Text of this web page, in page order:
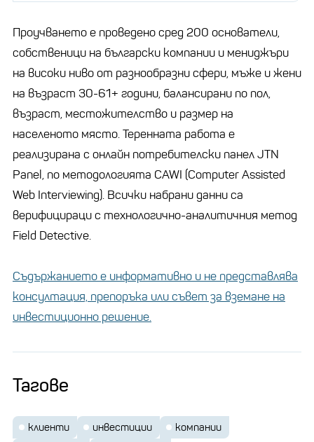
Проучването е проведено сред 200 основатели,
собственици на български компании и мениджъри
на високи ниво от разнообразни сфери, мъже и жени
на възраст 30-61+ години, балансирани по пол,
възраст, местожителство и размер на
населеното място. Теренната работа е
реализирана с онлайн потребителски панел JTN
Panel, по методологията CAWI (Computer Assisted
Web Interviewing). Всички набрани данни са
верифицираци с технологично-аналитичния метод
Field Detective.
Съдържанието е информативно и не представлява
консултация, препоръка или съвет за вземане на
инвестиционно решение.
Тагове
клиенти инвестиции
компании